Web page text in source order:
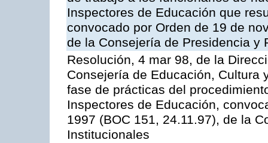
Inspectores de Educación que
convocado por Orden de 19 de
de la Consejería de Presidencia y
Resolución, 4 mar 98, de la
Consejería de Educación, Cultura
fase de prácticas del
Inspectores de Educación,
1997 (BOC 151, 24.11.97), de la
Institucionales